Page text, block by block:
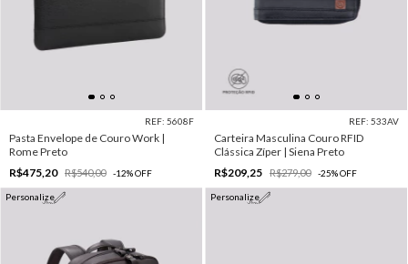
REF: 5608F
Pasta Envelope de Couro Work |
Rome Preto
R$475,20
R$540,00 -12%OFF
REF: 533AV
Carteira Masculina Couro RFID
Clássica Zíper | Siena Preto
R$209,25
R$279,00 -25%OFF
Personalize Personalize